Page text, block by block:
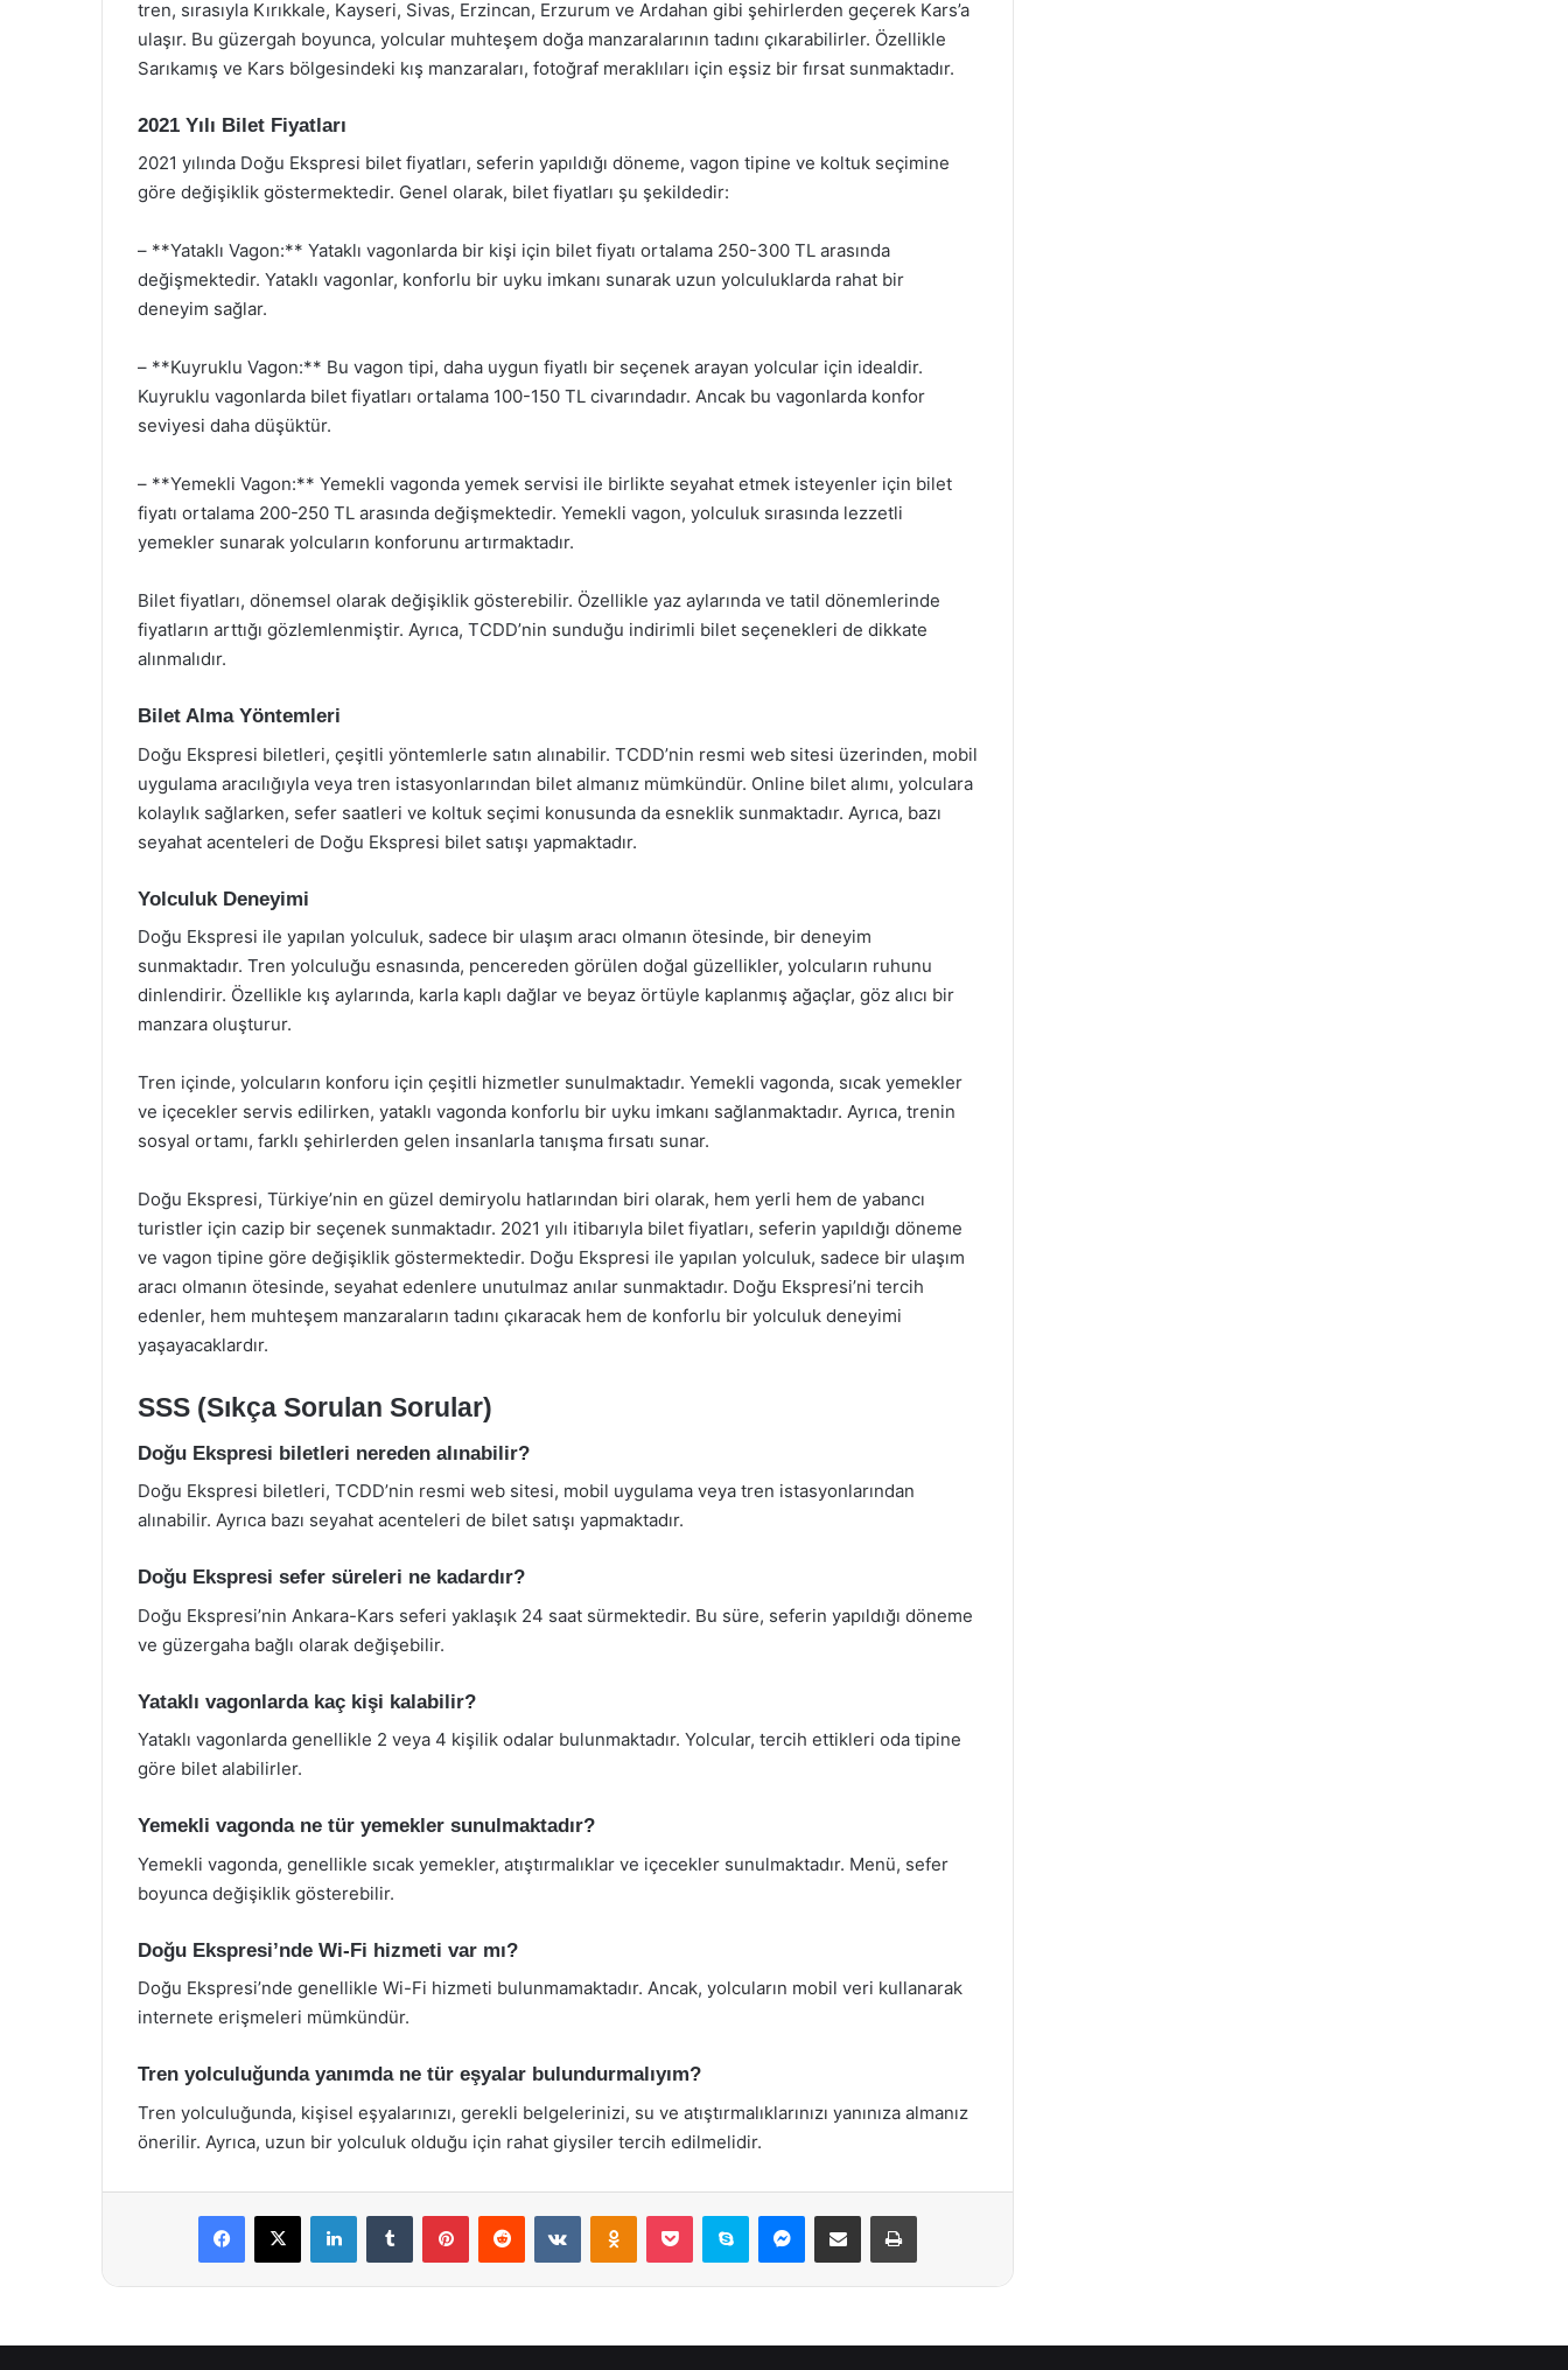
tren, sırasıyla Kırıkkale, Kayseri, Sivas, Erzincan, Erzurum ve Ardahan gibi şehirlerden geçerek Kars’a
ulaşır. Bu güzergah boyunca, yolcular muhteşem doğa manzaralarının tadını çıkarabilirler. Özellikle
Sarıkamış ve Kars bölgesindeki kış manzaraları, fotoğraf meraklıları için eşsiz bir fırsat sunmaktadır.
2021 Yılı Bilet Fiyatları
2021 yılında Doğu Ekspresi bilet fiyatları, seferin yapıldığı döneme, vagon tipine ve koltuk seçimine
göre değişiklik göstermektedir. Genel olarak, bilet fiyatları şu şekildedir:
– **Yataklı Vagon:** Yataklı vagonlarda bir kişi için bilet fiyatı ortalama 250-300 TL arasında
değişmektedir. Yataklı vagonlar, konforlu bir uyku imkanı sunarak uzun yolculuklarda rahat bir
deneyim sağlar.
– **Kuyruklu Vagon:** Bu vagon tipi, daha uygun fiyatlı bir seçenek arayan yolcular için idealdir.
Kuyruklu vagonlarda bilet fiyatları ortalama 100-150 TL civarındadır. Ancak bu vagonlarda konfor
seviyesi daha düşüktür.
– **Yemekli Vagon:** Yemekli vagonda yemek servisi ile birlikte seyahat etmek isteyenler için bilet
fiyatı ortalama 200-250 TL arasında değişmektedir. Yemekli vagon, yolculuk sırasında lezzetli
yemekler sunarak yolcuların konforunu artırmaktadır.
Bilet fiyatları, dönemsel olarak değişiklik gösterebilir. Özellikle yaz aylarında ve tatil dönemlerinde
fiyatların arttığı gözlemlenmiştir. Ayrıca, TCDD’nin sunduğu indirimli bilet seçenekleri de dikkate
alınmalıdır.
Bilet Alma Yöntemleri
Doğu Ekspresi biletleri, çeşitli yöntemlerle satın alınabilir. TCDD’nin resmi web sitesi üzerinden, mobil
uygulama aracılığıyla veya tren istasyonlarından bilet almanız mümkündür. Online bilet alımı, yolculara
kolaylık sağlarken, sefer saatleri ve koltuk seçimi konusunda da esneklik sunmaktadır. Ayrıca, bazı
seyahat acenteleri de Doğu Ekspresi bilet satışı yapmaktadır.
Yolculuk Deneyimi
Doğu Ekspresi ile yapılan yolculuk, sadece bir ulaşım aracı olmanın ötesinde, bir deneyim
sunmaktadır. Tren yolculuğu esnasında, pencereden görülen doğal güzellikler, yolcuların ruhunu
dinlendirir. Özellikle kış aylarında, karla kaplı dağlar ve beyaz örtüyle kaplanmış ağaçlar, göz alıcı bir
manzara oluşturur.
Tren içinde, yolcuların konforu için çeşitli hizmetler sunulmaktadır. Yemekli vagonda, sıcak yemekler
ve içecekler servis edilirken, yataklı vagonda konforlu bir uyku imkanı sağlanmaktadır. Ayrıca, trenin
sosyal ortamı, farklı şehirlerden gelen insanlarla tanışma fırsatı sunar.
Doğu Ekspresi, Türkiye’nin en güzel demiryolu hatlarından biri olarak, hem yerli hem de yabancı
turistler için cazip bir seçenek sunmaktadır. 2021 yılı itibarıyla bilet fiyatları, seferin yapıldığı döneme
ve vagon tipine göre değişiklik göstermektedir. Doğu Ekspresi ile yapılan yolculuk, sadece bir ulaşım
aracı olmanın ötesinde, seyahat edenlere unutulmaz anılar sunmaktadır. Doğu Ekspresi’ni tercih
edenler, hem muhteşem manzaraların tadını çıkaracak hem de konforlu bir yolculuk deneyimi
yaşayacaklardır.
SSS (Sıkça Sorulan Sorular)
Doğu Ekspresi biletleri nereden alınabilir?
Doğu Ekspresi biletleri, TCDD’nin resmi web sitesi, mobil uygulama veya tren istasyonlarından
alınabilir. Ayrıca bazı seyahat acenteleri de bilet satışı yapmaktadır.
Doğu Ekspresi sefer süreleri ne kadardır?
Doğu Ekspresi’nin Ankara-Kars seferi yaklaşık 24 saat sürmektedir. Bu süre, seferin yapıldığı döneme
ve güzergaha bağlı olarak değişebilir.
Yataklı vagonlarda kaç kişi kalabilir?
Yataklı vagonlarda genellikle 2 veya 4 kişilik odalar bulunmaktadır. Yolcular, tercih ettikleri oda tipine
göre bilet alabilirler.
Yemekli vagonda ne tür yemekler sunulmaktadır?
Yemekli vagonda, genellikle sıcak yemekler, atıştırmalıklar ve içecekler sunulmaktadır. Menü, sefer
boyunca değişiklik gösterebilir.
Doğu Ekspresi’nde Wi-Fi hizmeti var mı?
Doğu Ekspresi’nde genellikle Wi-Fi hizmeti bulunmamaktadır. Ancak, yolcuların mobil veri kullanarak
internete erişmeleri mümkündür.
Tren yolculuğunda yanımda ne tür eşyalar bulundurmalıyım?
Tren yolculuğunda, kişisel eşyalarınızı, gerekli belgelerinizi, su ve atıştırmalıklarınızı yanınıza almanız
önerilir. Ayrıca, uzun bir yolculuk olduğu için rahat giysiler tercih edilmelidir.
Facebook
X LinkedInTumblr PinterestReddit VKontakteOdnoklassniki
Pocket Skype Messenger
E-Posta ile paylaş Yazdır